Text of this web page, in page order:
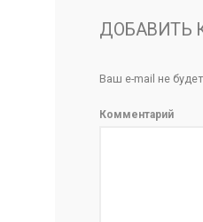
ДОБАВИТЬ
Ваш e-mail не
Комментарий